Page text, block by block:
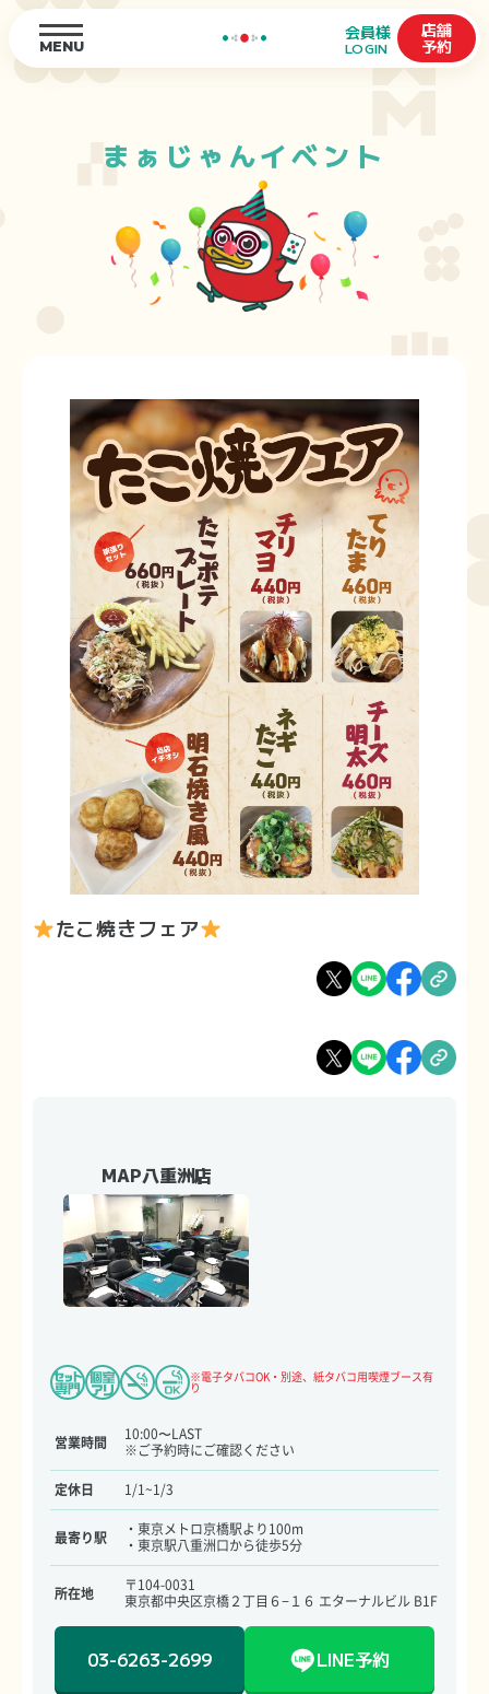
MENU
会員様
LOGIN
店舗
予約
まぁじゃんイベント
たこ焼きフェア
MAP八重洲店
※電子タバコOK・別途、紙タバコ用喫煙ブース有
り
営業時間
10:00〜LAST
※ご予約時にご確認ください
定休日
1/1~1/3
最寄り駅
・東京メトロ京橋駅より100m
・東京駅八重洲口から徒歩5分
所在地
〒104-0031
東京都中央区京橋２丁目６−１６ エターナルビル B1F
03-6263-2699 LINE予約